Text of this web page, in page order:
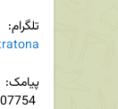
تلگرام: